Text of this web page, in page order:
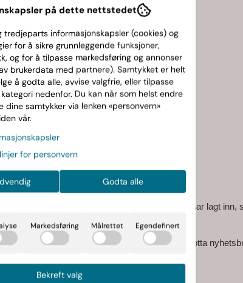
Navn/adresse/ordrer/faktura.
og adresse.
vi sende deg e-post/sms relatert til ordrer du har lagt
vil ikke bes om samtykke til.
vil du med jevne mellomrom motta
på dette nettstedet
tredjeparts informasjonskapsler (cookies) og
for å sikre grunnleggende funksjoner,
og for å tilpasse markedsføring og annonser
brukerdata med partnere). Samtykket er helt
å godta alle, avvise valgfrie, eller tilpasse
nedenfor. Du kan når som helst endre
dine samtykker via lenken «personvern»
vår.
for personvern
Godta alle
Markedsføring Målrettet Egendefinert
Bekreft valg